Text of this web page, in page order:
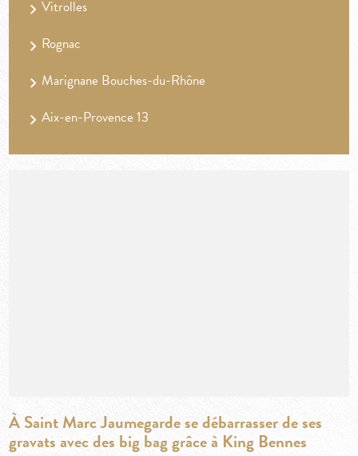
Vitrolles
Rognac
Marignane Bouches-du-Rhône
Aix-en-Provence 13
À Saint Marc Jaumegarde se débarrasser de ses
gravats avec des big bag grâce à King Bennes